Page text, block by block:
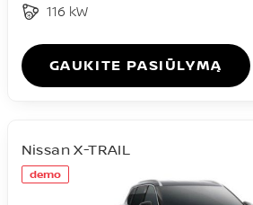
116 kW
GAUKITE PASIŪLYMĄ
demo
Nissan X-TRAIL